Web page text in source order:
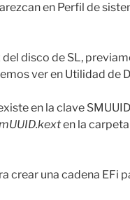
en Perfil de
disco de SL,
ver en Utilidad de
en la clave
en la carpeta
crear una cadena EFi